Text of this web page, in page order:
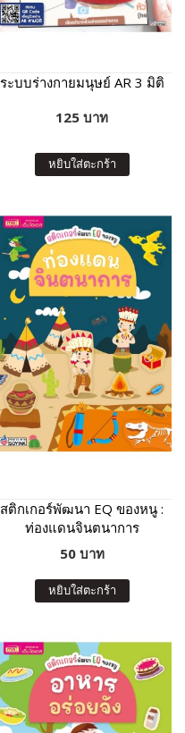
ระบบร่างกายมนุษย์ AR 3 มิติ
125 บาท
หยิบใส่ตะกร้า
สติกเกอร์พัฒนา EQ ของหนู :
ท่องแดนจินตนาการ
50 บาท
หยิบใส่ตะกร้า